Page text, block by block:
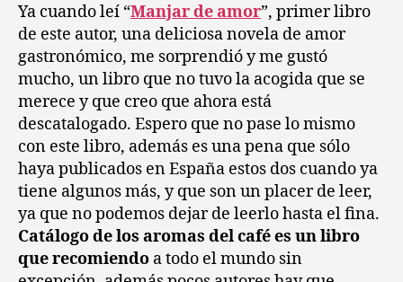
Ya cuando leí “Manjar de amor”, primer libro
de este autor, una deliciosa novela de amor
gastronómico, me sorprendió y me gustó
mucho, un libro que no tuvo la acogida que se
merece y que creo que ahora está
descatalogado. Espero que no pase lo mismo
con este libro, además es una pena que sólo
haya publicados en España estos dos cuando ya
tiene algunos más, y que son un placer de leer,
ya que no podemos dejar de leerlo hasta el fina.
Catálogo de los aromas del café es un libro
que recomiendo a todo el mundo sin